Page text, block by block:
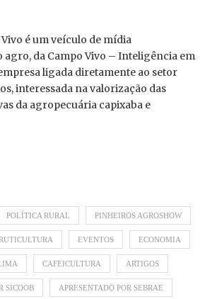
é um veículo de mídia
agro, da Campo Vivo – Inteligência em
ligada diretamente ao setor
interessada na valorização das
da agropecuária capixaba e
POLÍTICA RURAL PINHEIROS AGROSHOW
EVENTOS ECONOMIA
CAFEICULTURA ARTIGOS
SICOOB APRESENTADO POR SEBRAE